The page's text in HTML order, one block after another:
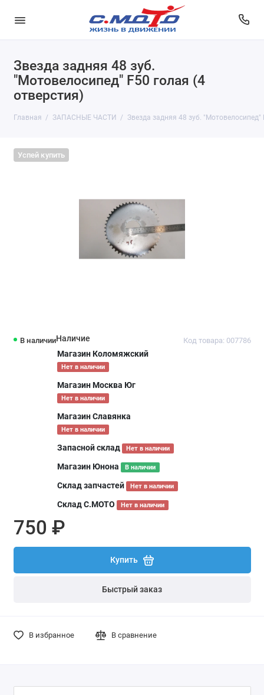
Звезда задняя 48 зуб.
"Мотовелосипед" F50 голая (4
отверстия)
Главная ЗАПАСНЫЕ ЧАСТИ Звезда задняя 48 зуб. "Мотовелосипед"
Успей купить
В наличии Код товара: 007786
Наличие
Магазин Коломяжский
Нет в наличии
Магазин Москва Юг
Нет в наличии
Магазин Славянка
Нет в наличии
Запасной склад Нет в наличии
Магазин Юнона В наличии
Склад запчастей Нет в наличии
Склад С.МОТО Нет в наличии
750 ₽
Купить
Быстрый заказ
В избранное В сравнение